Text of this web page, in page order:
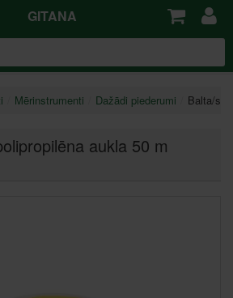
GITANA
Mērinstrumenti Dažādi piederumi Balta/
aukla 50 m